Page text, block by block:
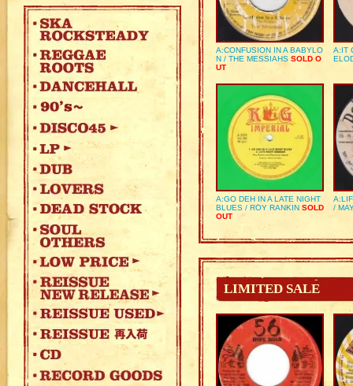
A:CONFUSION IN A BABYLO
N / THE MESSIAHS SOLD O
UT
A:IT
A:GO DEH IN A LATE NIGHT
BLUES / ROY RANKIN SOLD
OUT
/
LIMITED SALE